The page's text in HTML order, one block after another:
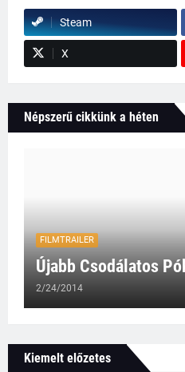
Steam
X
Népszerű cikkünk a héten
FILMTRAILER
Újabb Csodálatos
2/24/2014
Kiemelt előzetes